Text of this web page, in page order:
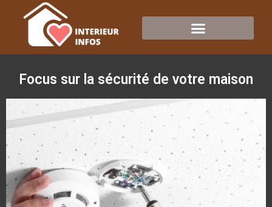
Focus sur la sécurité de votre maison